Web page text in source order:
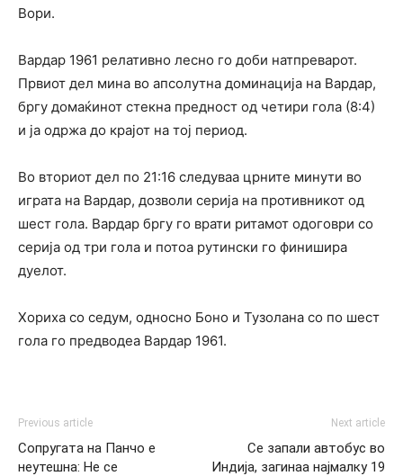
Вори.
Вардар 1961 релативно лесно го доби натпреварот.
Првиот дел мина во апсолутна доминација на Вардар,
бргу домаќинот стекна предност од четири гола (8:4)
и ја одржа до крајот на тој период.
Во вториот дел по 21:16 следуваа црните минути во
играта на Вардар, дозволи серија на противникот од
шест гола. Вардар бргу го врати ритамот одоговри со
серија од три гола и потоа рутински го финишира
дуелот.
Хориха со седум, односно Боно и Тузолана со по шест
гола го предводеа Вардар 1961.
Previous article
Сопругата на Панчо е
неутешна: Не се
Next article
Се запали автобус во
Индија, загинаа најмалку 19